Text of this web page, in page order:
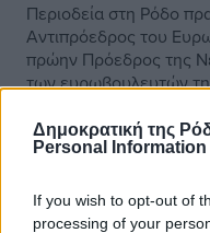
Δημοκρατική της
Personal Information
If you wish to opt-out of
processing of your
Περιοδεία στη Ρόδο
Αντιπρόεδρος του
πρώην Πρόεδρος της
των ευρωβουλευτών
26.05.24, 18:20